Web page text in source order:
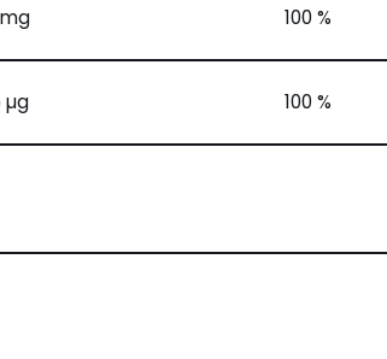
mg 100 %
µg 100 %